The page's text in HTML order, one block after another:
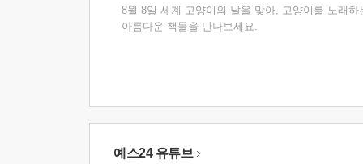
8월 8일 세계 고양이의 날을 맞아, 고양이를 노래하
아름다운 책들을 만나보세요.
예스24 유튜브